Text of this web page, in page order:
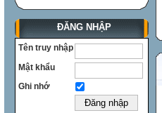
ĐĂNG NHẬP
Tên truy nhập
Mật khẩu
Ghi nhớ